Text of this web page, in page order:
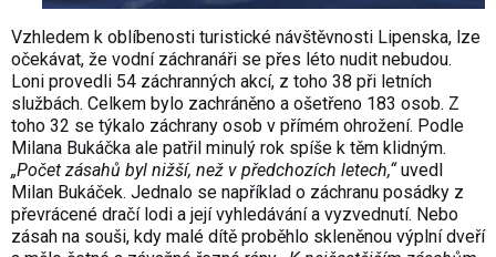
Vzhledem k oblíbenosti turistické návštěvnosti Lipenska, lze
očekávat, že vodní záchranáři se přes léto nudit nebudou.
Loni provedli 54 záchranných akcí, z toho 38 při letních
službách. Celkem bylo zachráněno a ošetřeno 183 osob. Z
toho 32 se týkalo záchrany osob v přímém ohrožení. Podle
Milana Bukáčka ale patřil minulý rok spíše k těm klidným.
„Počet zásahů byl nižší, než v předchozích letech,“ uvedl
Milan Bukáček. Jednalo se například o záchranu posádky z
převrácené dračí lodi a její vyhledávání a vyzvednutí. Nebo
zásah na souši, kdy malé dítě proběhlo skleněnou výplní dveří